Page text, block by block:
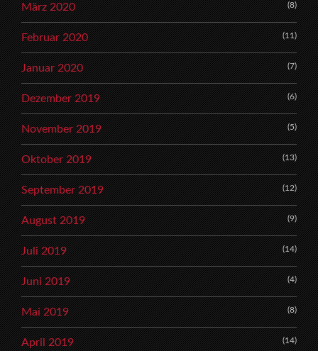
März 2020 (8)
Februar 2020 (11)
Januar 2020 (7)
Dezember 2019 (6)
November 2019 (5)
Oktober 2019 (13)
September 2019 (12)
August 2019 (9)
Juli 2019 (14)
Juni 2019 (4)
Mai 2019 (8)
April 2019 (14)